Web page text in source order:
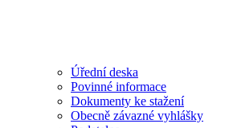
Úřední deska
Povinné informace
Dokumenty ke stažení
Obecně závazné vyhlášky